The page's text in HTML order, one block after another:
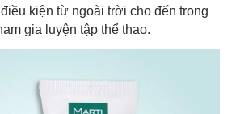
kiện từ ngoài trời cho đến trong
gia luyện tập thể thao.